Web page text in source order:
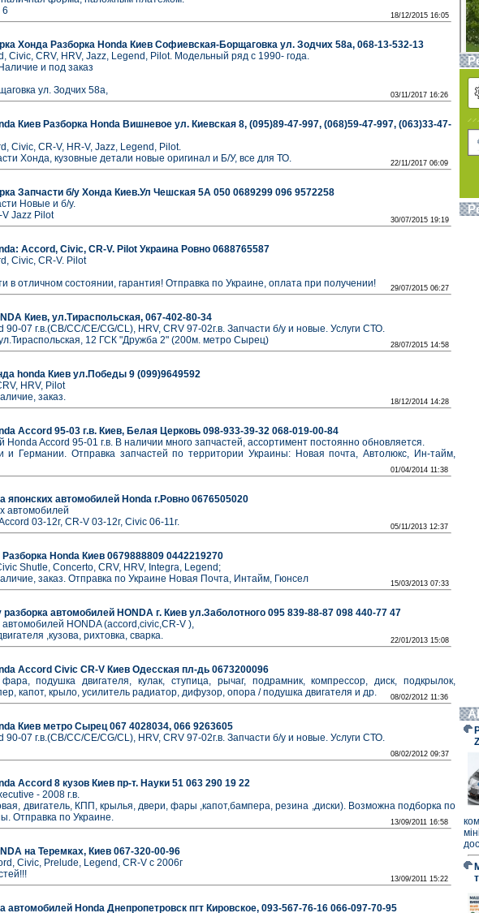
6
18/12/2015 16:05
Хонда Разборка Honda Киев Софиевская-Борщаговка ул. Зодчих 58а, 068-13-532-13
Civic, CRV, HRV, Jazz, Legend, Pilot. Модельный ряд с 1990- года.
и под заказ
ул. Зодчих 58а,
03/11/2017 16:26
Киев Разборка Honda Вишневое ул. Киевская 8, (095)89-47-997, (068)59-47-997, (063)33-47-
Civic, CR-V, HR-V, Jazz, Legend, Pilot.
Хонда, кузовные детали новые оригинал и Б/У, все для ТО.
22/11/2017 06:09
Запчасти б/у Хонда Киев.Ул Чешская 5А 050 0689299 096 9572258
Новые и б/у.
Jazz Pilot
30/07/2015 19:19
Accord, Civic, CR-V. Pilot Украина Ровно 0688765587
Civic, CR-V. Pilot
в отличном состоянии, гарантия! Отправка по Украине, оплата при получении!
29/07/2015 06:27
Киев, ул.Тираспольская, 067-402-80-34
90-07 г.в.(CB/CC/CE/CG/CL), HRV, CRV 97-02г.в. Запчасти б/у и новые. Услуги CТО.
12 ГСК "Дружба 2" (200м. метро Сырец)
28/07/2015 14:58
honda Киев ул.Победы 9 (099)9649592
HRV, Pilot
заказ.
18/12/2014 14:28
Accord 95-03 г.в. Киев, Белая Церковь 098-933-39-32 068-019-00-84
Honda Accord 95-01 г.в. В наличии много запчастей, ассортимент постоянно обновляется.
Германии. Отправка запчастей по территории Украины: Новая почта, Автолюкс, Ин-тайм,
01/04/2014 11:38
японских автомобилей Honda г.Ровно 0676505020
автомобилей
03-12г, CR-V 03-12г, Civic 06-11г.
05/11/2013 12:37
Разборка Honda Киев 0679888809 0442219270
Shutle, Concerto, CRV, HRV, Integra, Legend;
заказ. Отправка по Украине Новая Почта, Интайм, Гюнсел
15/03/2013 07:33
автомобилей HONDA г. Киев ул.Заболотного 095 839-88-87 098 440-77 47
HONDA (accord,civic,CR-V ),
,кузова, рихтовка, сварка.
22/01/2013 15:08
Accord Civic CR-V Киев Одесская пл-дь 0673200096
подушка двигателя, кулак, ступица, рычаг, подрамник, компрессор, диск, подкрылок,
капот, крыло, усилитель радиатор, дифузор, опора / подушка двигателя и др.
08/02/2012 11:36
Киев метро Сырец 067 4028034, 066 9263605
90-07 г.в.(CB/CC/CE/CG/CL), HRV, CRV 97-02г.в. Запчасти б/у и новые. Услуги CТО.
08/02/2012 09:37
Accord 8 кузов Киев пр-т. Науки 51 063 290 19 22
- 2008 г.в.
двигатель, КПП, крылья, двери, фары ,капот,бампера, резина ,диски). Возможна подборка по
Отправка по Украине.
13/09/2011 16:58
на Теремках, Киев 067-320-00-96
Civic, Prelude, Legend, CR-V с 2006г
13/09/2011 15:22
автомобилей Honda Днепропетровск пгт Кировское, 093-567-76-16 066-097-70-95